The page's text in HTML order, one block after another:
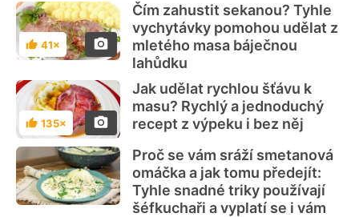
Hodnocení
41×
Čím zahustit sekanou? Tyhle
vychytávky pomohou udělat z
mletého masa báječnou
lahůdku
Hodnocení
135×
Jak udělat rychlou šťávu k
masu? Rychlý a jednoduchý
recept z výpeku i bez něj
Proč se vám sráží smetanová
omáčka a jak tomu předejít:
Tyhle snadné triky používají
šéfkuchaři a vyplatí se i vám